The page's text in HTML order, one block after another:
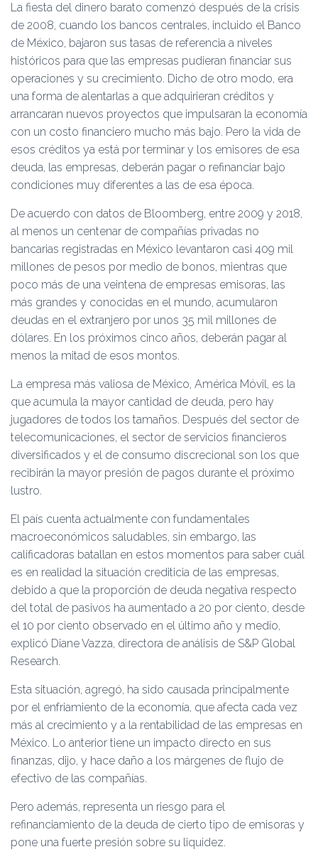
La fiesta del dinero barato comenzó después de la crisis
de 2008, cuando los bancos centrales, incluido el Banco
de México, bajaron sus tasas de referencia a niveles
históricos para que las empresas pudieran financiar sus
operaciones y su crecimiento. Dicho de otro modo, era
una forma de alentarlas a que adquirieran créditos y
arrancaran nuevos proyectos que impulsaran la economía
con un costo financiero mucho más bajo. Pero la vida de
esos créditos ya está por terminar y los emisores de esa
deuda, las empresas, deberán pagar o refinanciar bajo
condiciones muy diferentes a las de esa época.
De acuerdo con datos de Bloomberg, entre 2009 y 2018,
al menos un centenar de compañías privadas no
bancarias registradas en México levantaron casi 409 mil
millones de pesos por medio de bonos, mientras que
poco más de una veintena de empresas emisoras, las
más grandes y conocidas en el mundo, acumularon
deudas en el extranjero por unos 35 mil millones de
dólares. En los próximos cinco años, deberán pagar al
menos la mitad de esos montos.
La empresa más valiosa de México, América Móvil, es la
que acumula la mayor cantidad de deuda, pero hay
jugadores de todos los tamaños. Después del sector de
telecomunicaciones, el sector de servicios financieros
diversificados y el de consumo discrecional son los que
recibirán la mayor presión de pagos durante el próximo
lustro.
El país cuenta actualmente con fundamentales
macroeconómicos saludables, sin embargo, las
calificadoras batallan en estos momentos para saber cuál
es en realidad la situación crediticia de las empresas,
debido a que la proporción de deuda negativa respecto
del total de pasivos ha aumentado a 20 por ciento, desde
el 10 por ciento observado en el último año y medio,
explicó Diane Vazza, directora de análisis de S&P Global
Research.
Esta situación, agregó, ha sido causada principalmente
por el enfriamiento de la economía, que afecta cada vez
más al crecimiento y a la rentabilidad de las empresas en
México. Lo anterior tiene un impacto directo en sus
finanzas, dijo, y hace daño a los márgenes de flujo de
efectivo de las compañías.
Pero además, representa un riesgo para el
refinanciamiento de la deuda de cierto tipo de emisoras y
pone una fuerte presión sobre su liquidez.